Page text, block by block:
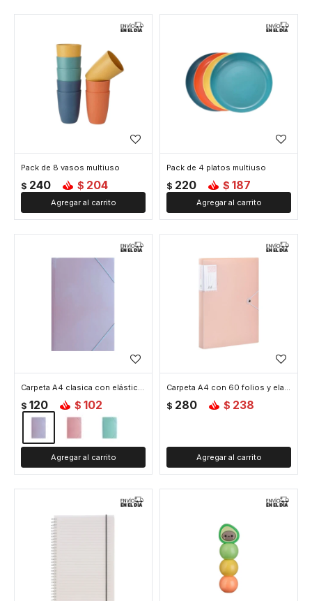
Pack de 8 vasos multiuso
$ 240 $ 204
Pack de 4 platos multiuso
$ 220 $ 187
Carpeta A4 clasica con elástico 36x25cm - Lila
$ 120 $ 102
Carpeta A4 con 60 folios y elastico - Rosado
$ 280 $ 238